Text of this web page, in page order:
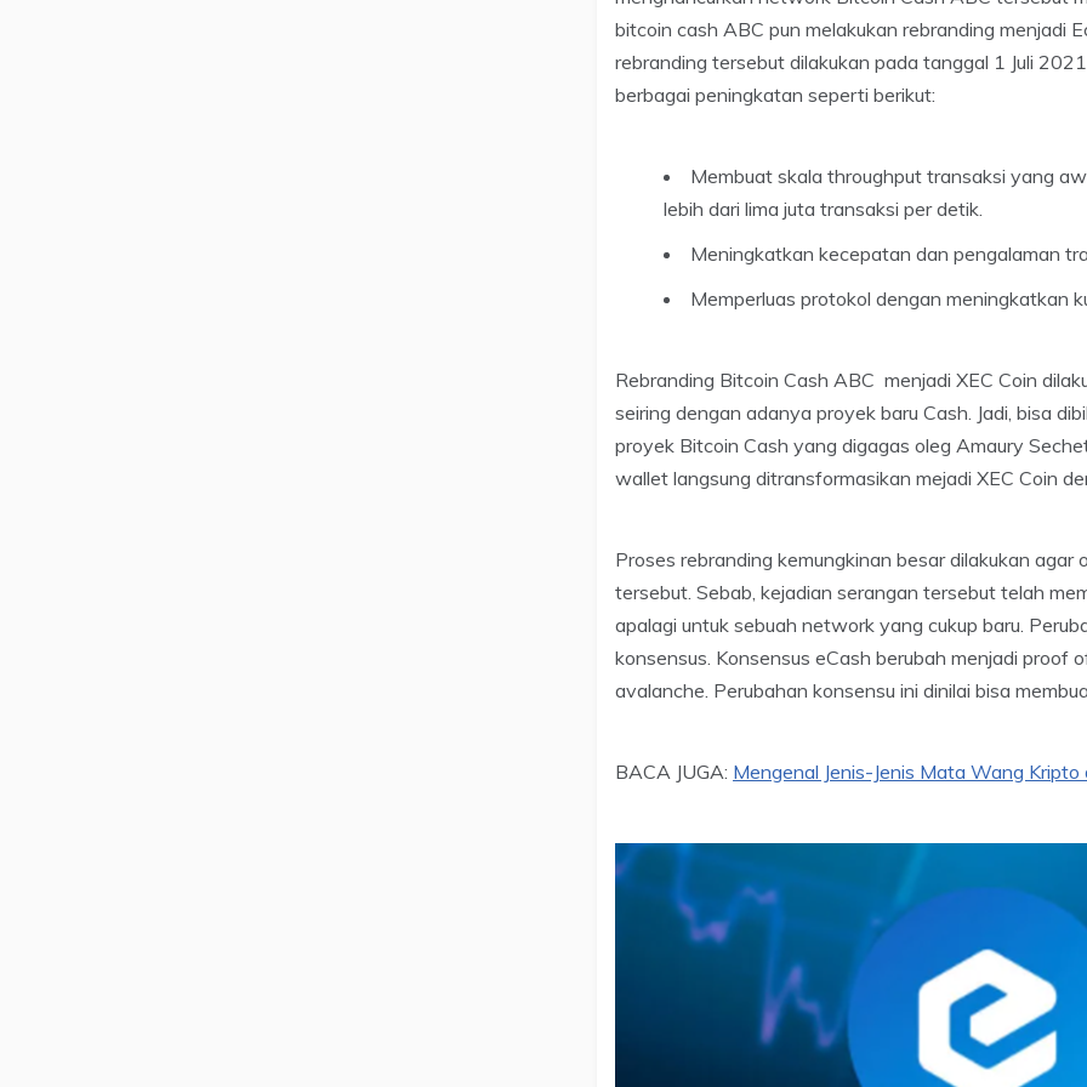
bitcoin cash ABC pun melakukan rebranding menjadi
rebranding tersebut dilakukan pada tanggal 1 Juli
berbagai peningkatan seperti berikut:
Membuat skala throughput transaksi yang
lebih dari lima juta transaksi per detik.
Meningkatkan kecepatan dan pengalaman
Memperluas protokol dengan meningkatkan
Rebranding Bitcoin Cash ABC menjadi XEC Coin
seiring dengan adanya proyek baru Cash. Jadi, bisa
proyek Bitcoin Cash yang digagas oleg Amaury
wallet langsung ditransformasikan mejadi XEC Coin
Proses rebranding kemungkinan besar dilakukan
tersebut. Sebab, kejadian serangan tersebut telah
apalagi untuk sebuah network yang cukup baru.
konsensus. Konsensus eCash berubah menjadi proof
avalanche. Perubahan konsensu ini dinilai bisa
BACA JUGA: Mengenal Jenis-Jenis Mata Wang